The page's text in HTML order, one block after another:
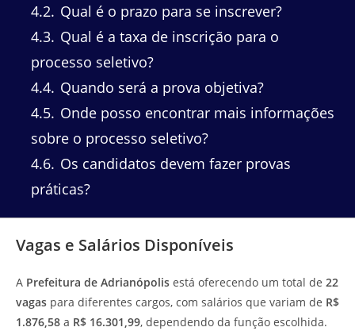
4.2 Qual é o prazo para se inscrever?
4.3 Qual é a taxa de inscrição para o
processo seletivo?
4.4 Quando será a prova objetiva?
4.5 Onde posso encontrar mais informações
sobre o processo seletivo?
4.6 Os candidatos devem fazer provas
práticas?
Vagas e Salários Disponíveis
A Prefeitura de Adrianópolis está oferecendo um total de 22
vagas para diferentes cargos, com salários que variam de R$
1.876,58 a R$ 16.301,99, dependendo da função escolhida.